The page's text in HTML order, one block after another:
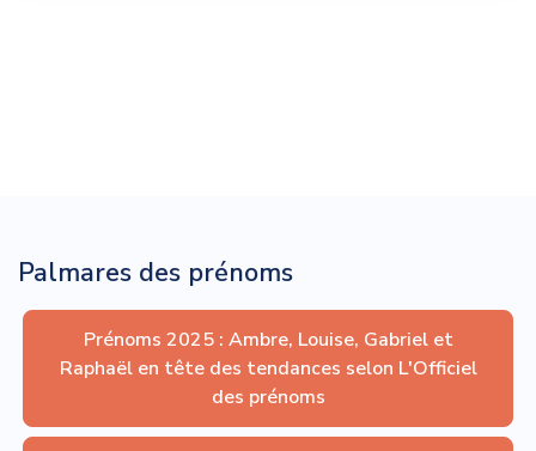
Palmares des prénoms
Prénoms 2025 : Ambre, Louise, Gabriel et
Raphaël en tête des tendances selon L'Officiel
des prénoms